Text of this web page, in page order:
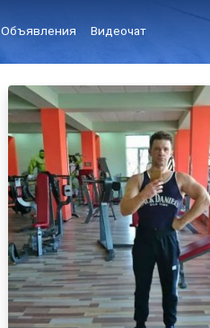
Объявления Видеочат